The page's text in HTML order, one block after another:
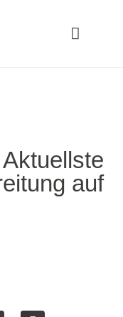
auf